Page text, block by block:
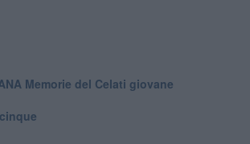
Memorie del Celati giovane